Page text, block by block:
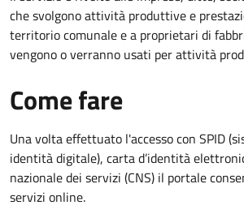
che svolgono attività produttive e
territorio comunale e a proprietari di
vengono o verranno usati per attività
Come fare
Una volta effettuato l'accesso con SPID
identità digitale), carta d’identità
nazionale dei servizi (CNS) il portale
servizi online.